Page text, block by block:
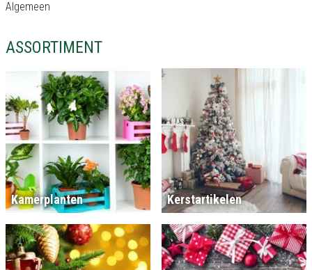
ASSORTIMENT
Kamerplanten Kerstartikelen